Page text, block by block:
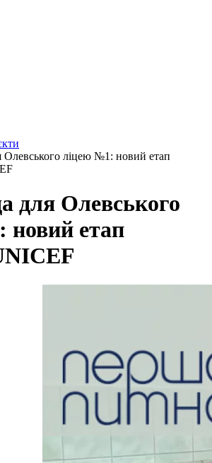
Олевського ліцею №1: новий етап
для Олевського
етап